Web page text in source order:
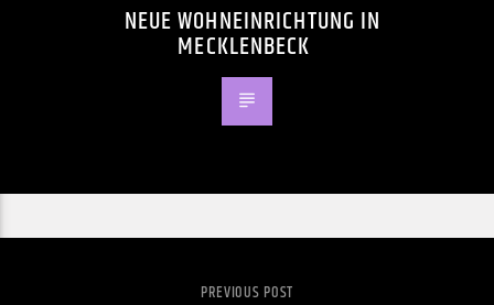
NEUE WOHNEINRICHTUNG IN
MECKLENBECK
PREVIOUS POST